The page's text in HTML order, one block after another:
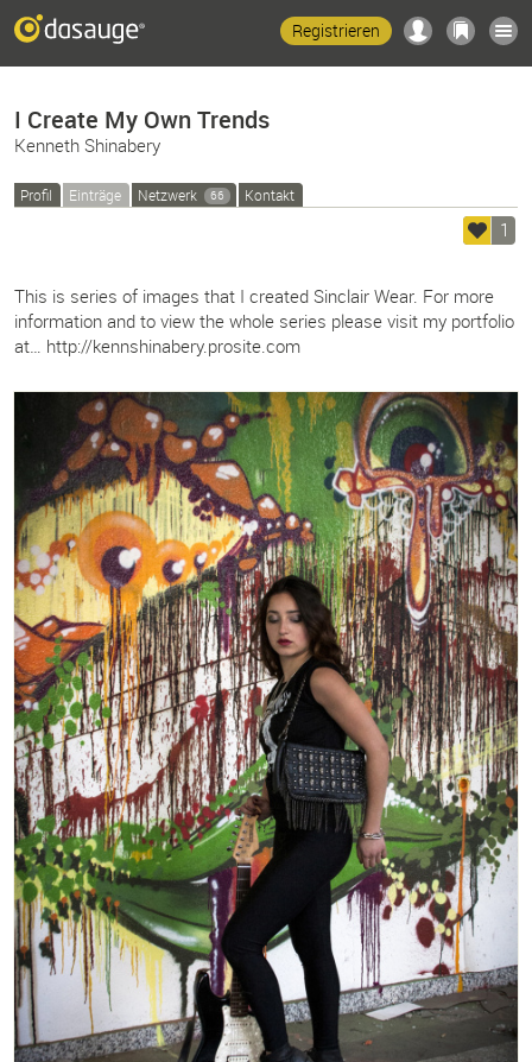
Registrieren
I Create My Own Trends
Kenneth Shinabery
Profil Einträge Netzwerk 66 Kontakt
1
This is series of images that I created Sinclair Wear. For more
information and to view the whole series please visit my portfolio
at… http://kennshinabery.prosite.com